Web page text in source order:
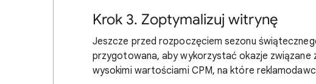
Krok 3. Zoptymalizuj witrynę
Jeszcze przed rozpoczęciem sezonu
przygotowana, aby wykorzystać okazje związane
wysokimi wartościami CPM, na które